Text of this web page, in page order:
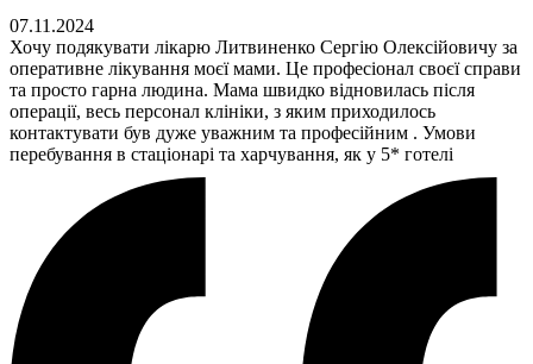
07.11.2024
Хочу подякувати лікарю Литвиненко Сергію Олексійовичу за
оперативне лікування моєї мами. Це професіонал своєї справи
та просто гарна людина. Мама швидко відновилась після
операції, весь персонал клініки, з яким приходилось
контактувати був дуже уважним та професійним . Умови
перебування в стаціонарі та харчування, як у 5* готелі